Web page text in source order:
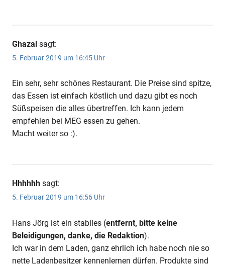
Ghazal sagt:
5. Februar 2019 um 16:45 Uhr
Ein sehr, sehr schönes Restaurant. Die Preise sind spitze,
das Essen ist einfach köstlich und dazu gibt es noch
Süßspeisen die alles übertreffen. Ich kann jedem
empfehlen bei MEG essen zu gehen.
Macht weiter so :).
Hhhhhh sagt:
5. Februar 2019 um 16:56 Uhr
Hans Jörg ist ein stabiles (entfernt, bitte keine
Beleidigungen, danke, die Redaktion).
Ich war in dem Laden, ganz ehrlich ich habe noch nie so
nette Ladenbesitzer kennenlernen dürfen. Produkte sind